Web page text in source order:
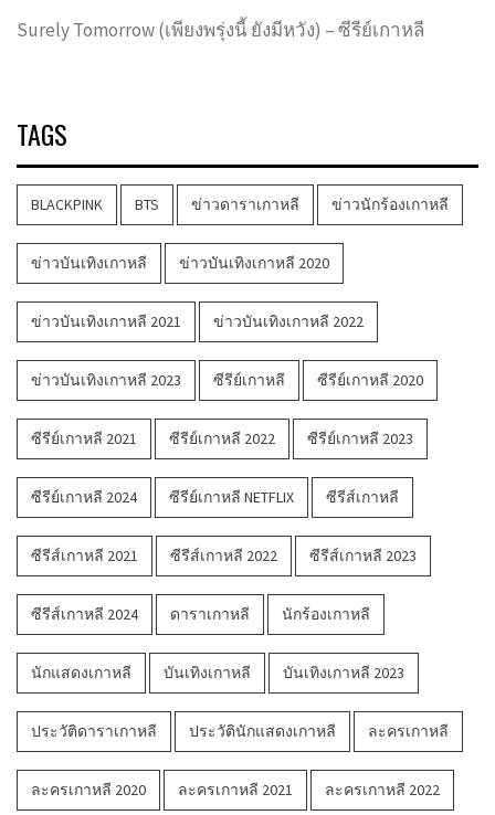
Surely Tomorrow (เพียงพรุ่งนี้ ยังมีหวัง) – ซีรีย์เกาหลี
TAGS
BLACKPINK BTS ข่าวดาราเกาหลี ข่าวนักร้องเกาหลี
ข่าวบันเทิงเกาหลี ข่าวบันเทิงเกาหลี 2020
ข่าวบันเทิงเกาหลี 2021 ข่าวบันเทิงเกาหลี 2022
ข่าวบันเทิงเกาหลี 2023 ซีรีย์เกาหลี ซีรีย์เกาหลี 2020
ซีรีย์เกาหลี 2021 ซีรีย์เกาหลี 2022 ซีรีย์เกาหลี 2023
ซีรีย์เกาหลี 2024 ซีรีย์เกาหลี NETFLIX ซีรีส์เกาหลี
ซีรีส์เกาหลี 2021 ซีรีส์เกาหลี 2022 ซีรีส์เกาหลี 2023
ซีรีส์เกาหลี 2024 ดาราเกาหลี นักร้องเกาหลี
นักแสดงเกาหลี บันเทิงเกาหลี บันเทิงเกาหลี 2023
ประวัติดาราเกาหลี ประวัตินักแสดงเกาหลี ละครเกาหลี
ละครเกาหลี 2020 ละครเกาหลี 2021 ละครเกาหลี 2022